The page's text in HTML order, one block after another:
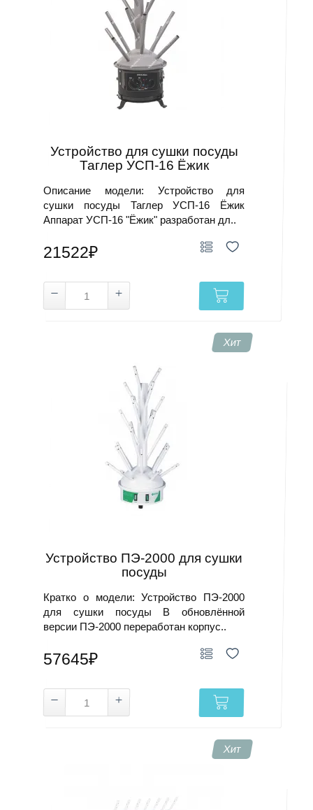
Устройство для сушки посуды
Таглер УСП-16 Ёжик
Описание модели: Устройство для
сушки посуды Таглер УСП-16 Ёжик
Аппарат УСП-16 "Ёжик" разработан дл..
21522₽
Хит
Устройство ПЭ-2000 для сушки
посуды
Кратко о модели: Устройство ПЭ-2000
для сушки посуды В обновлённой
версии ПЭ-2000 переработан корпус..
57645₽
Хит